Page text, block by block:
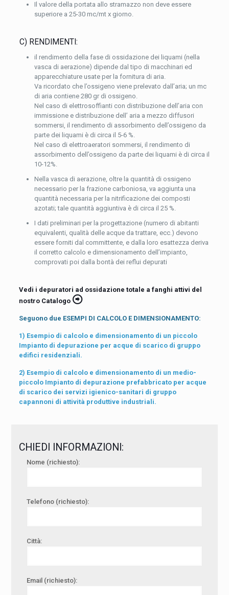
Il valore della portata allo stramazzo non deve essere
superiore a 25-30 mc/mt x giorno.
C) RENDIMENTI:
il rendimento della fase di ossidazione dei liquami (nella
vasca di aerazione) dipende dal tipo di macchinari ed
apparecchiature usate per la fornitura di aria.
Va ricordato che l’ossigeno viene prelevato dall’aria; un mc
di aria contiene 280 gr di ossigeno.
Nel caso di elettrosoffianti con distribuzione dell’aria con
immissione e distribuzione dell’ aria a mezzo diffusori
sommersi, il rendimento di assorbimento dell’ossigeno da
parte dei liquami è di circa il 5-6 %.
Nel caso di elettroaeratori sommersi, il rendimento di
assorbimento dell’ossigeno da parte dei liquami è di circa il
10-12%.
Nella vasca di aerazione, oltre la quantità di ossigeno
necessario per la frazione carboniosa, va aggiunta una
quantità necessaria per la nitrificazione dei composti
azotati; tale quantità aggiuntiva è di circa il 25 %.
I dati preliminari per la progettazione (numero di abitanti
equivalenti, qualità delle acque da trattare, ecc.) devono
essere forniti dal committente, e dalla loro esattezza deriva
il corretto calcolo e dimensionamento dell’impianto,
comprovati poi dalla bontà dei reflui depurati
Vedi i depuratori ad ossidazione totale a fanghi attivi del
nostro Catalogo
Seguono due ESEMPI DI CALCOLO E DIMENSIONAMENTO:
1) Esempio di calcolo e dimensionamento di un piccolo
Impianto di depurazione per acque di scarico di gruppo
edifici residenziali.
2) Esempio di calcolo e dimensionamento di un medio-
piccolo Impianto di depurazione prefabbricato per acque
di scarico dei servizi igienico-sanitari di gruppo
capannoni di attività produttive industriali.
CHIEDI INFORMAZIONI:
Nome (richiesto):
Telefono (richiesto):
Città:
Email (richiesto):